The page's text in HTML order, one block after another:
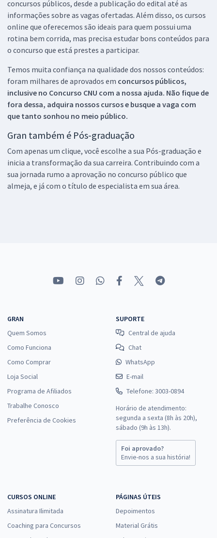
concursos públicos, desde a publicação do edital até as
informações sobre as vagas ofertadas. Além disso, os cursos
online que oferecemos são ideais para quem possui uma
rotina bem corrida, mas precisa estudar bons conteúdos para
o concurso que está prestes a participar.
Temos muita confiança na qualidade dos nossos conteúdos:
foram milhares de aprovados em concursos públicos,
inclusive no Concurso CNU com a nossa ajuda. Não fique de
fora dessa, adquira nossos cursos e busque a vaga com
que tanto sonhou no meio público.
Gran também é Pós-graduação
Com apenas um clique, você escolhe a sua Pós-graduação e
inicia a transformação da sua carreira. Contribuindo com a
sua jornada rumo a aprovação no concurso público que
almeja, e já com o título de especialista em sua área.
GRAN
Quem Somos
Como Funciona
Como Comprar
Loja Social
Programa de Afiliados
Trabalhe Conosco
Preferência de Cookies
SUPORTE
Central de ajuda
Chat
WhatsApp
E-mail
Telefone: 3003-0894
Horário de atendimento:
segunda a sexta (8h às 20h),
sábado (9h às 13h).
Foi aprovado?
Envie-nos a sua história!
CURSOS ONLINE
Assinatura Ilimitada
Coaching para Concursos
PÁGINAS ÚTEIS
Depoimentos
Material Grátis